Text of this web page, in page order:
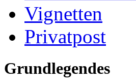
Vignetten
Privatpost
Grundlegendes